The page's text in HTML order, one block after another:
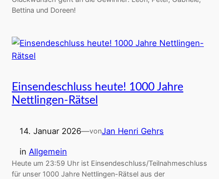
Bettina und Doreen!
Einsendeschluss heute! 1000 Jahre
Nettlingen-Rätsel
14. Januar 2026—vonJan Henri Gehrs
in Allgemein
Heute um 23:59 Uhr ist Einsendeschluss/Teilnahmeschluss
für unser 1000 Jahre Nettlingen-Rätsel aus der